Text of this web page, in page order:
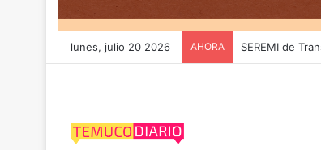
lunes, julio 20 2026 AHORA